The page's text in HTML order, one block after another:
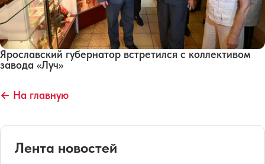
Ярославский губернатор встретился с коллективом
завода «Луч»
← На главную
Лента новостей